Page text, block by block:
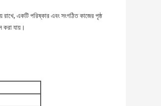
একটি পরিষ্কার এবং সংগঠিত কাজের পৃষ্ঠ
করা যায়।